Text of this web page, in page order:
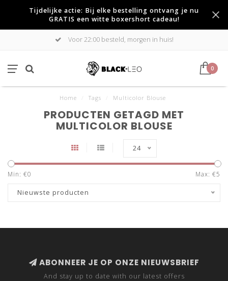
Tijdelijke actie: Bij elke bestelling ontvang je nu
GRATIS een witte boxershort cadeau!
Voor 22:00 besteld, morgen in huis!
0
Home Tags Multicolor Blouse
PRODUCTEN GETAGD MET
MULTICOLOR BLOUSE
24
Min: €0 Max: €5
Nieuwste producten
ABONNEER JE OP ONZE NIEUWSBRIEF
And stay up to date with our latest offers